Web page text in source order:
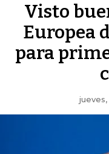
Visto
Europea
para